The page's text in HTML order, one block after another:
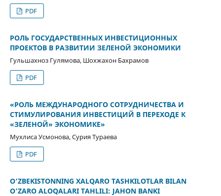
PDF
РОЛЬ ГОСУДАРСТВЕННЫХ ИНВЕСТИЦИОННЫХ
ПРОЕКТОВ В РАЗВИТИИ ЗЕЛЕНОЙ ЭКОНОМИКИ
Гульшахноз Гулямова, Шохжахон Бахрамов
PDF
«РОЛЬ МЕЖДУНАРОДНОГО СОТРУДНИЧЕСТВА И
СТИМУЛИРОВАНИЯ ИНВЕСТИЦИЙ В ПЕРЕХОДЕ К
«ЗЕЛЕНОЙ» ЭКОНОМИКЕ»
Мухлиса Усмонова, Сурия Тураева
PDF
O‘ZBEKISTONNING XALQARO TASHKILOTLAR BILAN
O‘ZARO ALOQALARI TAHLILI: JAHON BANKI